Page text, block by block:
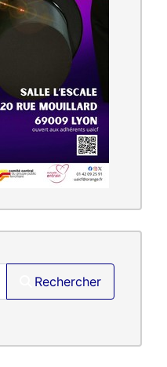
Rechercher